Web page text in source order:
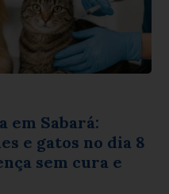
em Sabará:
e gatos no dia 8
sem cura e